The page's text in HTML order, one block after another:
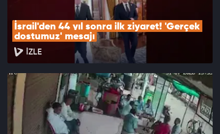
İsrail'den 44 yıl sonra ilk ziyaret! 'Gerçek
dostumuz' mesajı
İZLE